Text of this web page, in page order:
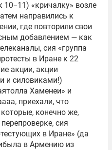
«кричалку» возле
направились к
где повторили свои
добавлением — как
сия «группа
в Иране к 22
акции, акции
и силовиками!)
Хаменеи» и
приехали, что
конечно же,
сия
в Иране» (да
в Армению из